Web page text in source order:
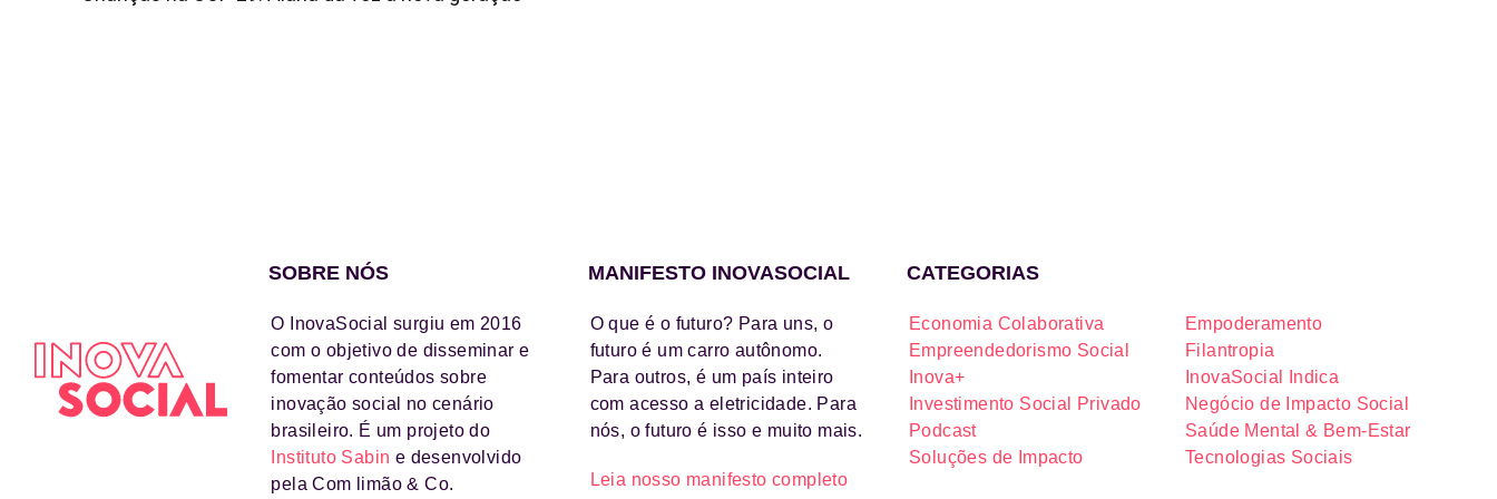
SOBRE NÓS
O InovaSocial surgiu em 2016
com o objetivo de disseminar e
fomentar conteúdos sobre
inovação social no cenário
brasileiro. É um projeto do
Instituto Sabin e desenvolvido
pela Com limão & Co.
MANIFESTO INOVASOCIAL
O que é o futuro? Para uns, o
futuro é um carro autônomo.
Para outros, é um país inteiro
com acesso a eletricidade. Para
nós, o futuro é isso e muito mais.
Leia nosso manifesto completo
CATEGORIAS
Economia Colaborativa
Empoderamento
Empreendedorismo Social
Filantropia
Inova+
InovaSocial Indica
Investimento Social Privado
Negócio de Impacto Social
Podcast
Saúde Mental & Bem-Estar
Soluções de Impacto
Tecnologias Sociais